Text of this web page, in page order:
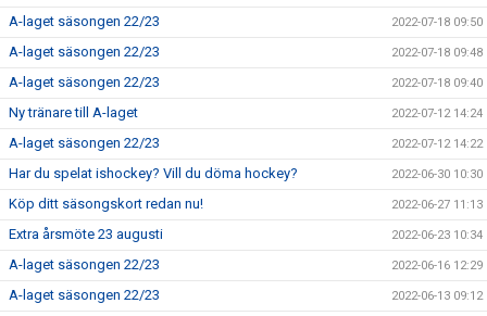
A-laget säsongen 22/23 2022-07-18 09:50
A-laget säsongen 22/23 2022-07-18 09:48
A-laget säsongen 22/23 2022-07-18 09:40
Ny tränare till A-laget 2022-07-12 14:24
A-laget säsongen 22/23 2022-07-12 14:22
Har du spelat ishockey? Vill du döma hockey? 2022-06-30 10:30
Köp ditt säsongskort redan nu! 2022-06-27 11:13
Extra årsmöte 23 augusti 2022-06-23 10:34
A-laget säsongen 22/23 2022-06-16 12:29
A-laget säsongen 22/23 2022-06-13 09:12